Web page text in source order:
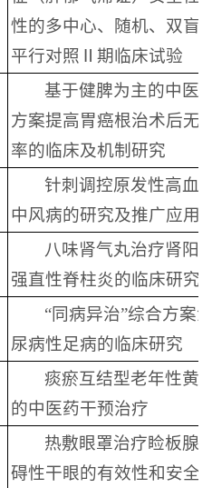
性的多中心、随机、双盲
平行对照Ⅱ期临床试验
基于健脾为主的中医
方案提高胃癌根治术后无
率的临床及机制研究
针刺调控原发性高血
中风病的研究及推广应用
八味肾气丸治疗肾阳
强直性脊柱炎的临床研究
“同病异治”综合方案
尿病性足病的临床研究
痰瘀互结型老年性黄
的中医药干预治疗
热敷眼罩治疗睑板腺
碍性干眼的有效性和安全